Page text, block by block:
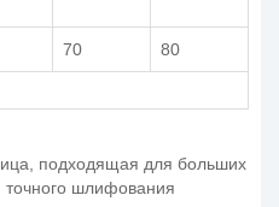
70 80
подходящая для больших
точного шлифования